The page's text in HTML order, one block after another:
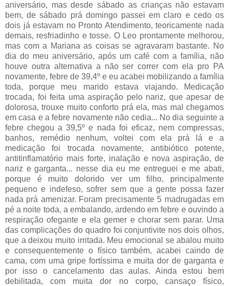
aniversário, mas desde sábado as crianças não estavam
bem, de sábado prá domingo passei em claro e cedo os
dois já estavam no Pronto Atendimento, teoricamente nada
demais, resfriadinho e tosse. O Leo prontamente melhorou,
mas com a Mariana as coisas se agravaram bastante. No
dia do meu aniversário, após um café com a família, não
houve outra alternativa a não ser correr com ela pro PA
novamente, febre de 39,4º e eu acabei mobilizando a família
toda, porque meu marido estava viajando. Medicação
trocada, foi feita uma aspiração pelo nariz, que apesar de
dolorosa, trouxe muito conforto prá ela, mas mal chegamos
em casa e a febre novamente não cedia... No dia seguinte a
febre chegou a 39,5º e nada foi eficaz, nem compressas,
banhos, remédio nenhum, voltei com ela prá lá e a
medicação foi trocada novamente, antibiótico potente,
antitinflamatório mais forte, inalação e nova aspiração, de
nariz e garganta... nesse dia eu me entreguei e me abati,
porque é muito dolorido ver um filho, principalmente
pequeno e indefeso, sofrer sem que a gente possa fazer
nada prá amenizar. Foram precisamente 5 madrugadas em
pé a noite toda, a embalando, ardendo em febre e ouvindo a
respiração ofegante e ela gemer e chorar sem parar. Uma
das complicações do quadro foi conjuntivite nos dois olhos,
que a deixou muito irritada. Meu emocional se abalou muito
e consequentemente o físico também, acabei caindo de
cama, com uma gripe fortíssima e muita dor de garganta e
por isso o cancelamento das aulas. Ainda estou bem
debilitada, com muita dor no corpo, cansaço físico,